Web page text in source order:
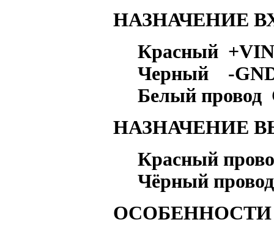
НАЗНАЧЕНИЕ
Красный
Черный -
Белый провод
НАЗНАЧЕНИЕ
Красный
Чёрный провод